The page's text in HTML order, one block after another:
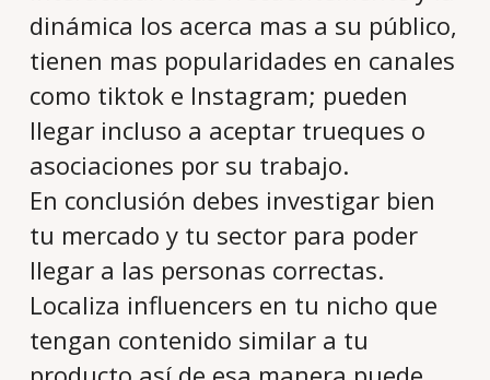
dinámica los acerca mas a su público,
tienen mas popularidades en canales
como tiktok e Instagram; pueden
llegar incluso a aceptar trueques o
asociaciones por su trabajo.
En conclusión debes investigar bien
tu mercado y tu sector para poder
llegar a las personas correctas.
Localiza influencers en tu nicho que
tengan contenido similar a tu